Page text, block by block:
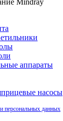
Mindray
аппараты
насосы
персональных данных